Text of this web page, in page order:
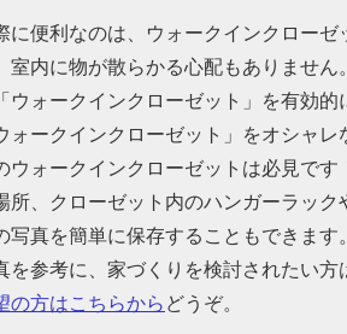
に便利なのは、ウォークインクロー
室内に物が散らかる心配もありませ
ウォークインクローゼット」を有効
ォークインクローゼット」をオシャ
ウォークインクローゼットは必見で
所、クローゼット内のハンガーラッ
写真を簡単に保存することもできま
を参考に、家づくりを検討されたい
の方はこちらから どうぞ。